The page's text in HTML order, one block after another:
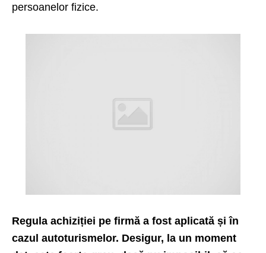
persoanelor fizice.
Regula achiziției pe firmă a fost aplicată și în
cazul autoturismelor. Desigur, la un moment